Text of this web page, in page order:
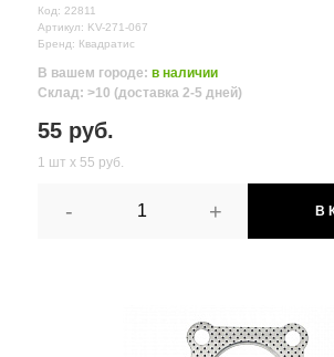
Код: 22811
Артикул: KV-271-067
Бренд: Квадратис
В вашем городе: в наличии
Склад: >10 (доставка 2-5 дней)
55 руб.
1 шт х 55 руб.
- + В